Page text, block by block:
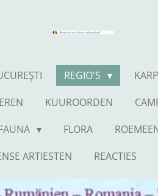
REGIO'S
KUUROORDEN
FLORA
ARTIESTEN REACTIES